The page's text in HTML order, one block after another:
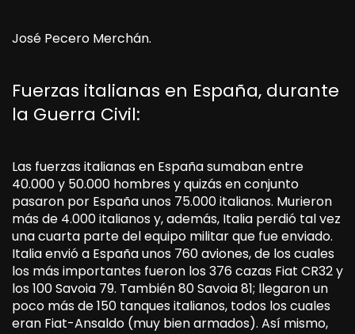
José Pecero Merchán.
Fuerzas italianas en España, durante
la Guerra Civil:
Las fuerzas italianas en España sumaban entre
40.000 y 50.000 hombres y quizás en conjunto
pasaron por España unos 75.000 italianos. Murieron
más de 4.000 italianos y, además, Italia perdió tal vez
una cuarta parte del equipo militar que fue enviado.
Italia envió a España unos 760 aviones, de los cuales
los más importantes fueron los 376 cazas Fiat CR32 y
los 100 Savoia 79. También 80 Savoia 81; llegaron un
poco más de 150 tanques italianos, todos los cuales
eran Fiat-Ansaldo (muy bien armados). Así mismo,